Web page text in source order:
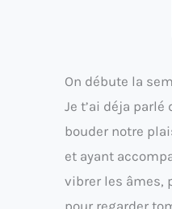
On débute la
Je t’ai déja parlé
bouder notre
et ayant
vibrer les âmes,
pour regarder